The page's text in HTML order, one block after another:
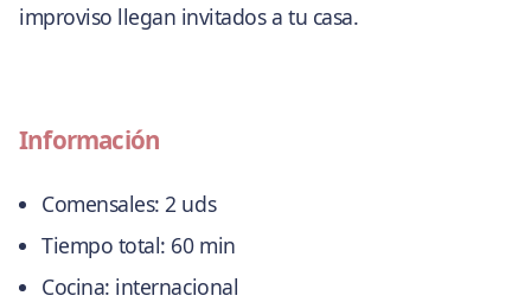
improviso llegan invitados a tu casa.
Información
Comensales: 2 uds
Tiempo total: 60 min
Cocina: internacional